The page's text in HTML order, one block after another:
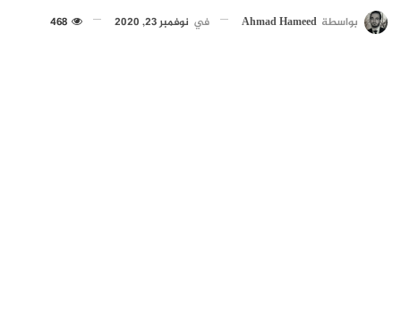
بواسطة Ahmad Hameed في نوفمبر 23, 2020